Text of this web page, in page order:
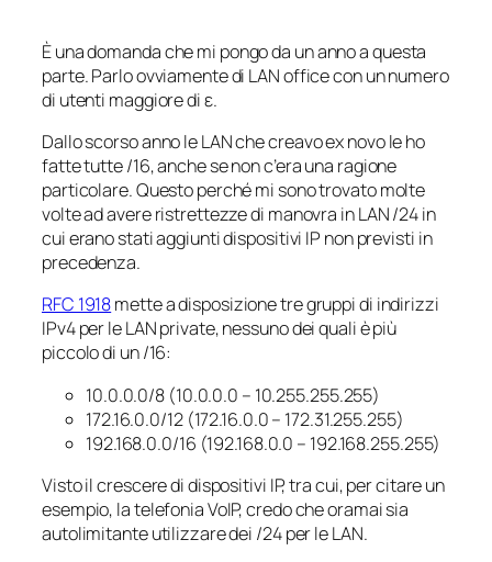
È una domanda che mi pongo da un anno a questa
parte. Parlo ovviamente di LAN office con un numero
di utenti maggiore di ε.
Dallo scorso anno le LAN che creavo ex novo le ho
fatte tutte /16, anche se non c’era una ragione
particolare. Questo perché mi sono trovato molte
volte ad avere ristrettezze di manovra in LAN /24 in
cui erano stati aggiunti dispositivi IP non previsti in
precedenza.
RFC 1918mette a disposizione tre gruppi di indirizzi
IPv4 per le LAN private, nessuno dei quali è più
piccolo di un /16:
10.0.0.0/8 (10.0.0.0 – 10.255.255.255)
172.16.0.0/12 (172.16.0.0 – 172.31.255.255)
192.168.0.0/16 (192.168.0.0 – 192.168.255.255)
Visto il crescere di dispositivi IP, tra cui, per citare un
esempio, la telefonia VoIP, credo che oramai sia
autolimitante utilizzare dei /24 per le LAN.